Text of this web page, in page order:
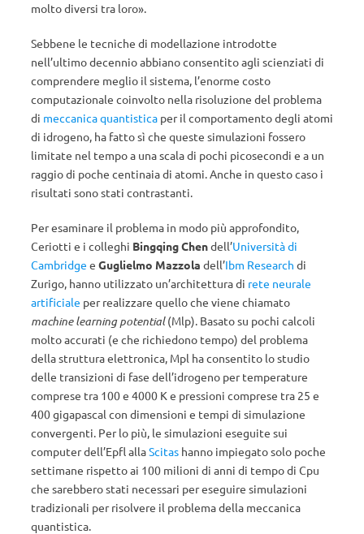
molto diversi tra loro».
Sebbene le tecniche di modellazione introdotte
nell’ultimo decennio abbiano consentito agli scienziati di
comprendere meglio il sistema, l’enorme costo
computazionale coinvolto nella risoluzione del problema
di meccanica quantistica per il comportamento degli atomi
di idrogeno, ha fatto sì che queste simulazioni fossero
limitate nel tempo a una scala di pochi picosecondi e a un
raggio di poche centinaia di atomi. Anche in questo caso i
risultati sono stati contrastanti.
Per esaminare il problema in modo più approfondito,
Ceriotti e i colleghi Bingqing Chendell’Università di
Cambridge e Guglielmo Mazzola dell’Ibm Research di
Zurigo, hanno utilizzato un’architettura di rete neurale
artificiale per realizzare quello che viene chiamato
machine learning potential(Mlp). Basato su pochi calcoli
molto accurati (e che richiedono tempo) del problema
della struttura elettronica, Mpl ha consentito lo studio
delle transizioni di fase dell’idrogeno per temperature
comprese tra 100 e 4000 K e pressioni comprese tra 25 e
400 gigapascal con dimensioni e tempi di simulazione
convergenti. Per lo più, le simulazioni eseguite sui
computer dell’Epfl allaScitas hanno impiegato solo poche
settimane rispetto ai 100 milioni di anni di tempo di Cpu
che sarebbero stati necessari per eseguire simulazioni
tradizionali per risolvere il problema della meccanica
quantistica.